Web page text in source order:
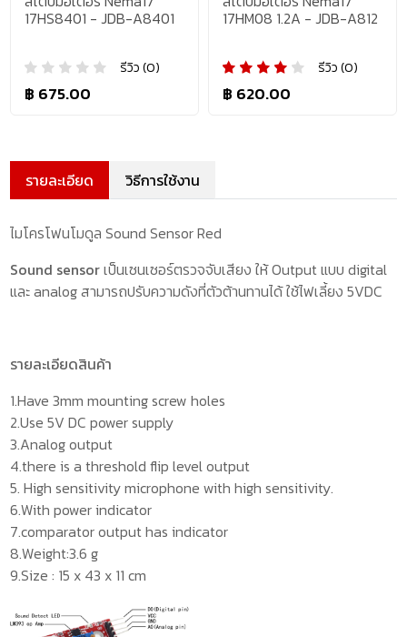
17HS8401 - JDB-A8401
รีวิว (0)
฿ 675.00
17HM08 1.2A - JDB-A812
รีวิว (0)
฿ 620.00
รายละเอียด วิธีการใช้งาน
ไมโครโฟนโมดูล Sound Sensor Red
Sound sensorเป็นเซนเซอร์ตรวจจับเสียง ให้ Output แบบ digital
และ analog สามารถปรับความดังที่ตัวต้านทานได้ ใช้ไฟเลี้ยง 5VDC
รายละเอียดสินค้า
1.Have 3mm mounting screw holes
2.Use 5V DC power supply
3.Analog output
4.there is a threshold flip level output
5. High sensitivity microphone with high sensitivity.
6.With power indicator
7.comparator output has indicator
8.Weight:3.6 g
9.Size : 15 x 43 x 11 cm